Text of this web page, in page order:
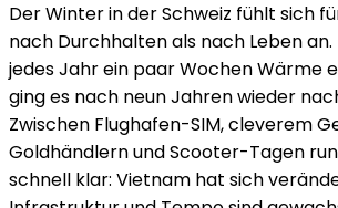
Der Winter in der Schweiz fühlt sich
nach Durchhalten als nach Leben
jedes Jahr ein paar Wochen Wärme
ging es nach neun Jahren wieder
Zwischen Flughafen-SIM, cleverem
Goldhändlern und Scooter-Tagen
schnell klar: Vietnam hat sich